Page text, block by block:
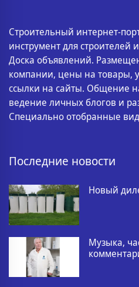
Строительный интернет-
инструмент для строителей
Доска объявлений.
компании, цены на товары,
ссылки на сайты. Общение
ведение личных блогов и
Специально отобранные
Последние новости
Новый
Музыка,